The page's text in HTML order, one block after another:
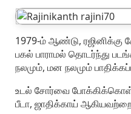
1979-ம் ஆண்டு,
பகல் பாராமல் தொடர்ந்து
நலமும், மன நலமும்
உடல் சோர்வை
பீடா, ஜாதிக்காய் ஆகியவற்றை